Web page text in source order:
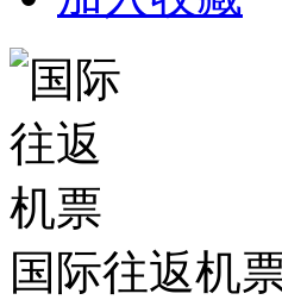
国际往返机